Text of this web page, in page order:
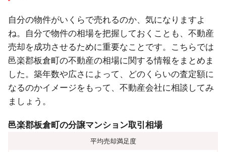
自分の物件がいくらで売れるのか、気になりますよ
ね。自分で物件の相場を把握しておくことも、不動産
売却を成功させるために重要なことです。こちらでは
邑楽郡板倉町の不動産の相場に関する情報をまとめま
した。築年数や広さによって、どのくらいの査定額に
なるのかイメージをもって、不動産会社に相談してみ
ましょう。
邑楽郡板倉町の分譲マンション取引相場
平均売却満足度